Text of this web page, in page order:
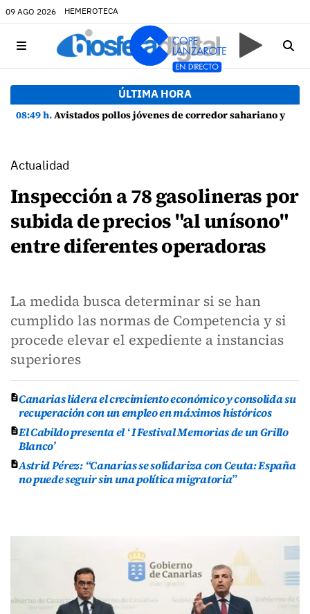
09 AGO 2026 HEMEROTECA
ÚLTIMA HORA
08:49 h.Avistados pollos jóvenes de corredor sahariano y episodios de cortejo de hubara cerca del rally de Lanzarote
Actualidad
Inspección a 78 gasolineras por
subida de precios "al unísono"
entre diferentes operadoras
La medida busca determinar si se han
cumplido las normas de Competencia y si
procede elevar el expediente a instancias
superiores
Canarias lidera el crecimiento económico y consolida su
recuperación con un empleo en máximos históricos
El Cabildo presenta el ‘ I Festival Memorias de un Grillo
Blanco’
Astrid Pérez: “Canarias se solidariza con Ceuta: España
no puede seguir sin una política migratoria”